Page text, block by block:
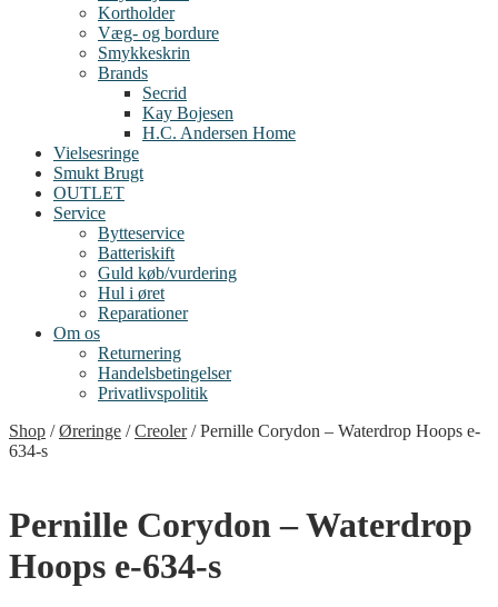
Kortholder
Væg- og bordure
Smykkeskrin
Brands
Secrid
Kay Bojesen
H.C. Andersen Home
Vielsesringe
Smukt Brugt
OUTLET
Service
Bytteservice
Batteriskift
Guld køb/vurdering
Hul i øret
Reparationer
Om os
Returnering
Handelsbetingelser
Privatlivspolitik
Shop /Øreringe /Creoler/Pernille Corydon – Waterdrop Hoops e-
634-s
Pernille Corydon – Waterdrop
Hoops e-634-s